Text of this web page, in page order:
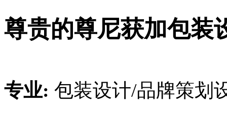
尊贵的尊尼获加包装
专业: 包装设计/品牌策划